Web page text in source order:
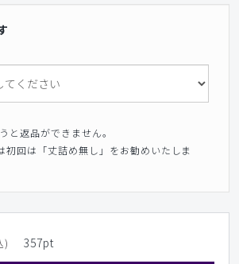
返品ができません。
初回は「丈詰め無し」をお勧めいたしま
) 357pt